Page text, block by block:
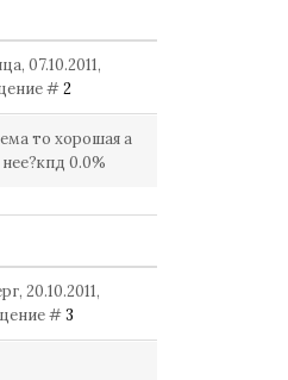
07.10.2011,
#2
то хорошая а
0.0%
20.10.2011,
#3